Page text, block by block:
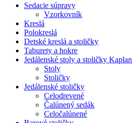
Sedacie súpravy
Vzorkovník
Kreslá
Polokreslá
Detské kreslá a stoličky
Taburety a hokre
Jedálenské stoly a stoličky Kaplan
Stoly
Stoličky
Jedálenské stoličky
Celodrevené
Čalúnený sedák
Celočalúnené